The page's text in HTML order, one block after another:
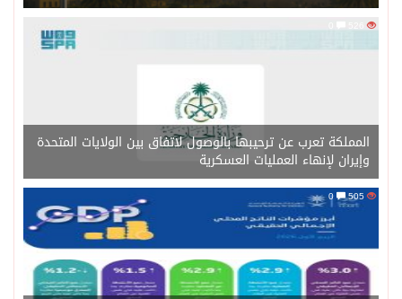
526
المملكة تعرب عن ترحيبها بالوصول لاتفاق بين الولايات المتحدة
وإيران لإنهاء العمليات العسكرية
505